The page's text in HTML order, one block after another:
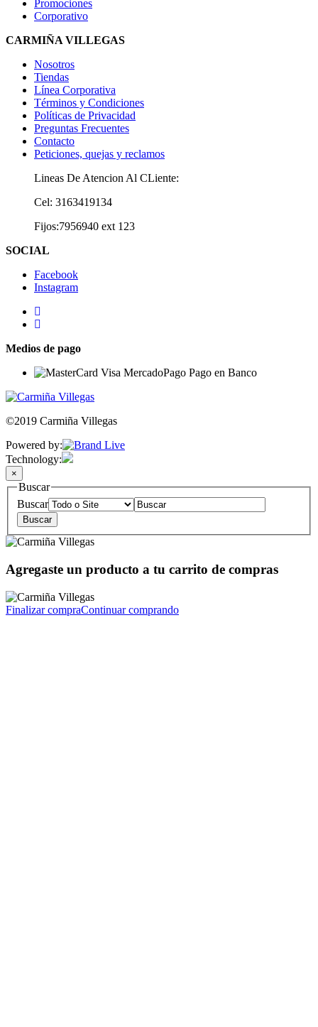
Promociones
Corporativo
CARMIÑA VILLEGAS
Nosotros
Tiendas
Línea Corporativa
Términos y Condiciones
Políticas de Privacidad
Preguntas Frecuentes
Contacto
Peticiones, quejas y reclamos
Lineas De Atencion Al CLiente:
Cel: 3163419134
Fijos:7956940 ext 123
SOCIAL
Facebook
Instagram
Medios de pago
©2019 Carmiña Villegas
Powered by:
Technology:
×
Buscar
Buscar
Agregaste un producto a tu carrito de compras
Finalizar compraContinuar comprando